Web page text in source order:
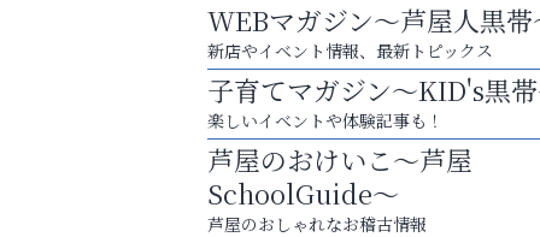
猫背･側弯、背骨の歪みを
整えませんか？
いわみ眼科
WEBマガジン～芦屋人黒帯
新店やイベント情報、最新トピックス
子育てマガジン～KID's黒
楽しいイベントや体験記事も！
芦屋のおけいこ～芦屋
SchoolGuide～
芦屋のおしゃれなお稽古情報